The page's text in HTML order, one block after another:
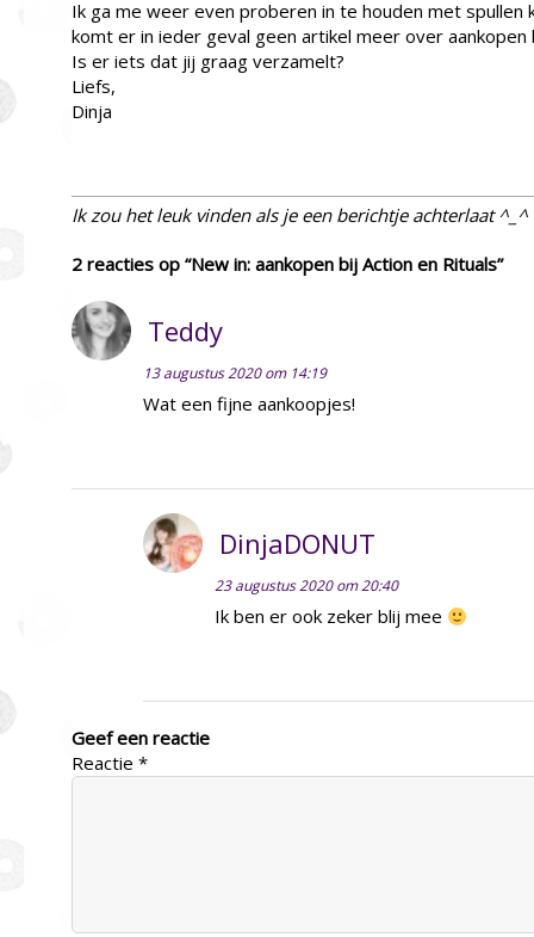
Ik ga me weer even proberen in te houden met spullen
komt er in ieder geval geen artikel meer over aankopen
Is er iets dat jij graag verzamelt?
Liefs,
Dinja
Ik zou het leuk vinden als je een berichtje achterlaat ^_^
2 reacties op “New in: aankopen bij Action en Rituals”
Teddy
13 augustus 2020 om 14:19
Wat een fijne aankoopjes!
DinjaDONUT
23 augustus 2020 om 20:40
Ik ben er ook zeker blij mee
Geef een reactie
Reactie *